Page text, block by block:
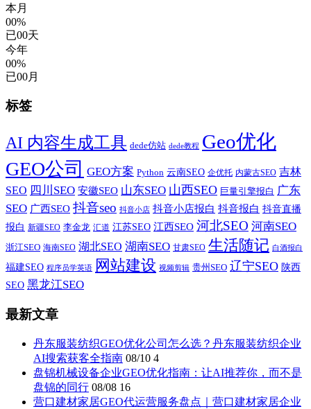
本月
00%
已00天
今年
00%
已00月
标签
AI 内容生成工具 dede仿站 dede教程 Geo优化
GEO公司 GEO方案 Python 云南SEO 企优托 内蒙古SEO 吉林
SEO 四川SEO 安徽SEO 山东SEO 山西SEO 巨量引擎报白 广东
SEO 广西SEO 抖音seo 抖音小店 抖音小店报白 抖音报白 抖音直播
报白 新疆SEO 李金龙 汇道 江苏SEO 江西SEO 河北SEO 河南SEO
浙江SEO 海南SEO 湖北SEO 湖南SEO 甘肃SEO 生活随记 白酒报白
福建SEO 程序员学英语 网站建设 视频剪辑 贵州SEO 辽宁SEO 陕西
SEO 黑龙江SEO
最新文章
丹东服装纺织GEO优化公司怎么选？丹东服装纺织企业
AI搜索获客全指南 08/10 4
盘锦机械设备企业GEO优化指南：让AI推荐你，而不是
盘锦的同行 08/08 16
营口建材家居GEO代运营服务盘点｜营口建材家居企业